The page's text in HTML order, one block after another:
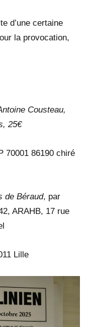
d’une certaine
la provocation,
Cousteau,
25€
70001 86190 chiré
de Béraud, par
ARAHB, 17 rue
Lille